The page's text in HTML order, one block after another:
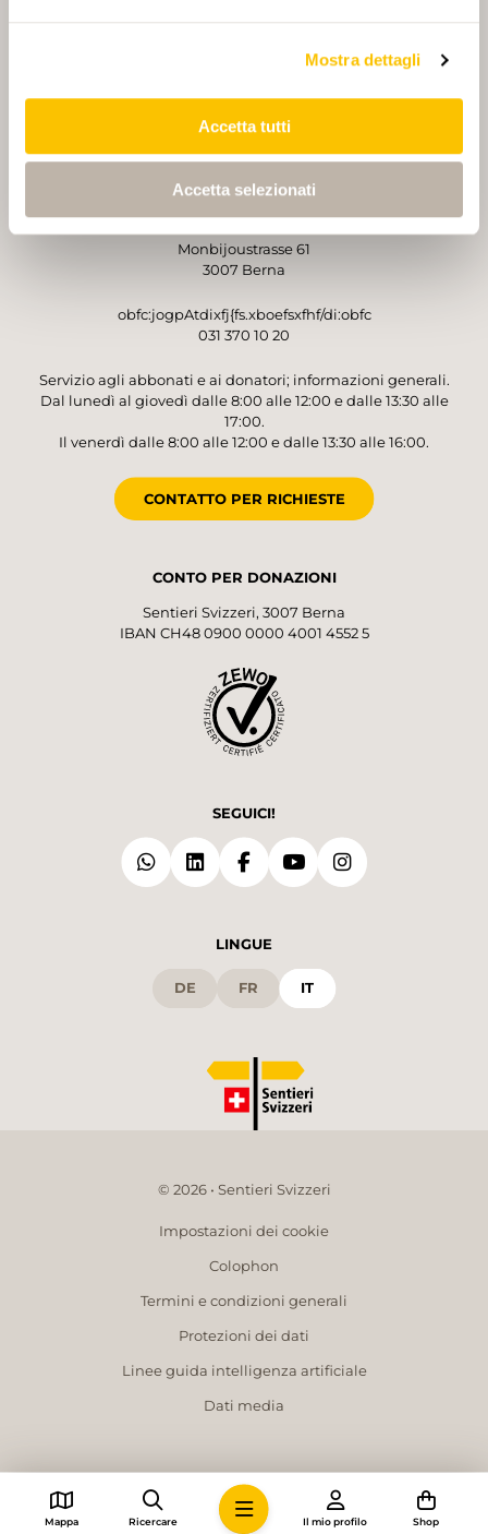
Mostra dettagli
Accetta tutti
Accetta selezionati
GESTORE
Monbijoustrasse 61
3007 Berna
obfc:jogpAtdixfj{fs.xboefsxfhf/di:obfc
031 370 10 20
Servizio agli abbonati e ai donatori; informazioni generali.
Dal lunedì al giovedì dalle 8:00 alle 12:00 e dalle 13:30 alle
17:00.
Il venerdì dalle 8:00 alle 12:00 e dalle 13:30 alle 16:00.
CONTATTO PER RICHIESTE
CONTO PER DONAZIONI
Sentieri Svizzeri, 3007 Berna
IBAN CH48 0900 0000 4001 4552 5
SEGUICI!
LINGUE
DE FR IT
© 2026 • Sentieri Svizzeri
Impostazioni dei cookie
Colophon
Termini e condizioni generali
Protezioni dei dati
Linee guida intelligenza artificiale
Dati media
Mappa Ricercare Il mio profilo Shop